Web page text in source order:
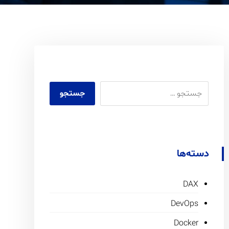
دسته‌ها
DAX
DevOps
Docker